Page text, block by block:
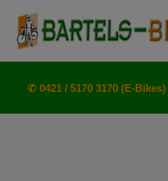
Inhalt
springen
✆ 0421 / 5170 3170 (E-Bikes)